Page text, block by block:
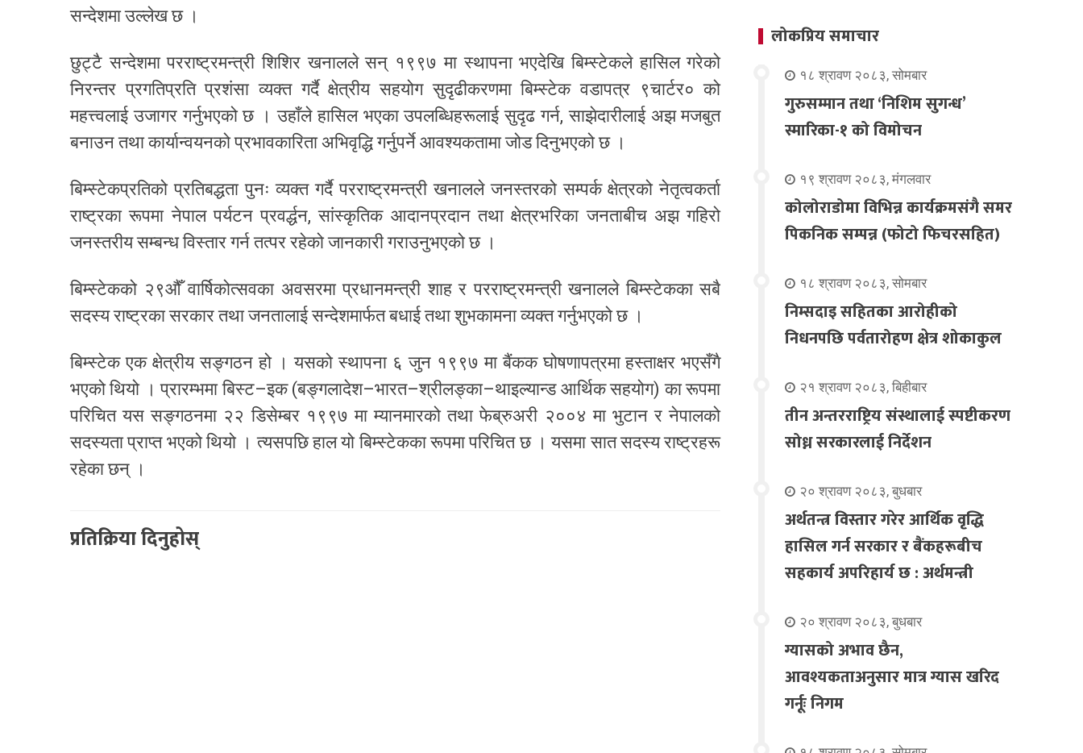
सन्देशमा उल्लेख छ ।
छुट्टै सन्देशमा परराष्ट्रमन्त्री शिशिर खनालले सन् १९९७ मा स्थापना भएदेखि बिम्स्टेकले हासिल गरेको
निरन्तर प्रगतिप्रति प्रशंसा व्यक्त गर्दै क्षेत्रीय सहयोग सुदृढीकरणमा बिम्स्टेक वडापत्र ९चार्टर० को
महत्त्वलाई उजागर गर्नुभएको छ । उहाँले हासिल भएका उपलब्धिहरूलाई सुदृढ गर्न, साझेदारीलाई अझ मजबुत
बनाउन तथा कार्यान्वयनको प्रभावकारिता अभिवृद्धि गर्नुपर्ने आवश्यकतामा जोड दिनुभएको छ ।
बिम्स्टेकप्रतिको प्रतिबद्धता पुनः व्यक्त गर्दै परराष्ट्रमन्त्री खनालले जनस्तरको सम्पर्क क्षेत्रको नेतृत्वकर्ता
राष्ट्रका रूपमा नेपाल पर्यटन प्रवर्द्धन, सांस्कृतिक आदानप्रदान तथा क्षेत्रभरिका जनताबीच अझ गहिरो
जनस्तरीय सम्बन्ध विस्तार गर्न तत्पर रहेको जानकारी गराउनुभएको छ ।
बिम्स्टेकको २९औँ वार्षिकोत्सवका अवसरमा प्रधानमन्त्री शाह र परराष्ट्रमन्त्री खनालले बिम्स्टेकका सबै
सदस्य राष्ट्रका सरकार तथा जनतालाई सन्देशमार्फत बधाई तथा शुभकामना व्यक्त गर्नुभएको छ ।
बिम्स्टेक एक क्षेत्रीय सङ्गठन हो । यसको स्थापना ६ जुन १९९७ मा बैंकक घोषणापत्रमा हस्ताक्षर भएसँगै
भएको थियो । प्रारम्भमा बिस्ट–इक (बङ्गलादेश–भारत–श्रीलङ्का–थाइल्यान्ड आर्थिक सहयोग) का रूपमा
परिचित यस सङ्गठनमा २२ डिसेम्बर १९९७ मा म्यानमारको तथा फेब्रुअरी २००४ मा भुटान र नेपालको
सदस्यता प्राप्त भएको थियो । त्यसपछि हाल यो बिम्स्टेकका रूपमा परिचित छ । यसमा सात सदस्य राष्ट्रहरू
रहेका छन् ।
प्रतिक्रिया दिनुहोस्
लोकप्रिय समाचार
१८ श्रावण २०८३, सोमबार
गुरुसम्मान तथा ‘निशिम सुगन्ध’
स्मारिका-१ को विमोचन
१९ श्रावण २०८३, मंगलवार
कोलोराडोमा विभिन्न कार्यक्रमसंगै समर
पिकनिक सम्पन्न (फोटो फिचरसहित)
१८ श्रावण २०८३, सोमबार
निम्सदाइ सहितका आरोहीको
निधनपछि पर्वतारोहण क्षेत्र शोकाकुल
२१ श्रावण २०८३, बिहीबार
तीन अन्तरराष्ट्रिय संस्थालाई स्पष्टीकरण
सोध्न सरकारलाई निर्देशन
२० श्रावण २०८३, बुधबार
अर्थतन्त्र विस्तार गरेर आर्थिक वृद्धि
हासिल गर्न सरकार र बैंकहरूबीच
सहकार्य अपरिहार्य छ : अर्थमन्त्री
२० श्रावण २०८३, बुधबार
ग्यासको अभाव छैन,
आवश्यकताअनुसार मात्र ग्यास खरिद
गर्नूः निगम